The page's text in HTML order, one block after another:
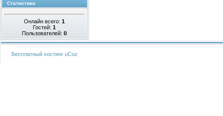
Статистика
Онлайн всего:1
Гостей:1
Пользователей:0
Бесплатный хостинг uCoz